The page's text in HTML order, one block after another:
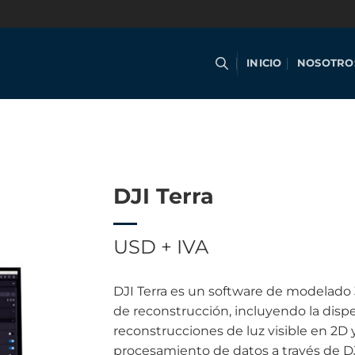
INICIO
DJI Terra
USD + IVA
DJI Terra es un software de
de reconstrucción, incluyendo la
reconstrucciones de luz visible en 2D
procesamiento de datos a través de